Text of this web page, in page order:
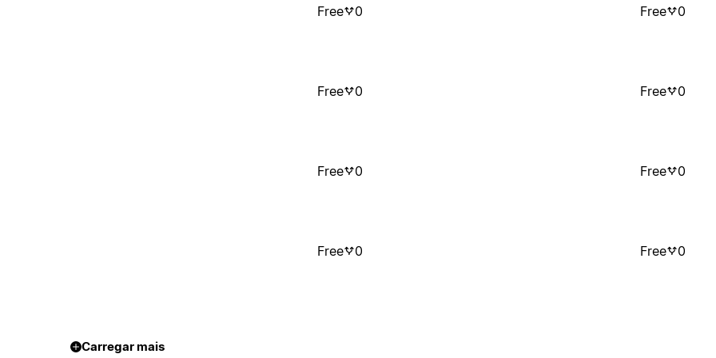
Free 0 Free 0
Free 0 Free 0
Free 0 Free 0
Free 0 Free 0
Carregar mais